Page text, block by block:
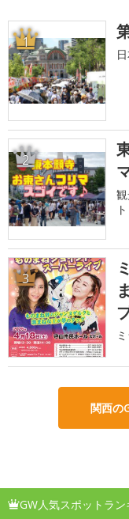
1
2
ト
3
関西の
GW人気スポットラン